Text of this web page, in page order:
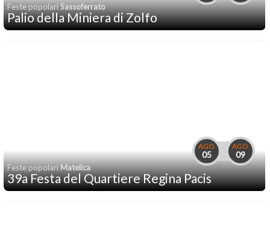
Feste popolariSassoferrato
Palio della Miniera di Zolfo
AGO
05
AGO
09
Feste popolariMatelica
39a Festa del Quartiere Regina Pacis